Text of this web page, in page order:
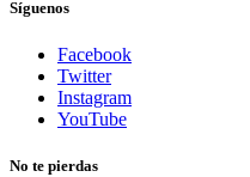
Síguenos
Facebook
Twitter
Instagram
YouTube
No te pierdas